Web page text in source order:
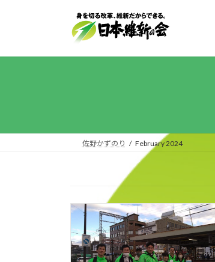
佐野かずのり February 2024